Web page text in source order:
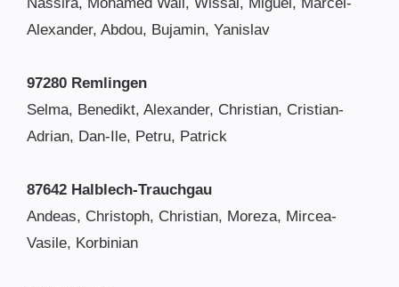
Nassira, Mohamed Wail, Wissal, Miguel, Marcel-
Alexander, Abdou, Bujamin, Yanislav
97280 Remlingen
Selma, Benedikt, Alexander, Christian, Cristian-
Adrian, Dan-Ile, Petru, Patrick
87642 Halblech-Trauchgau
Andeas, Christoph, Christian, Moreza, Mircea-
Vasile, Korbinian